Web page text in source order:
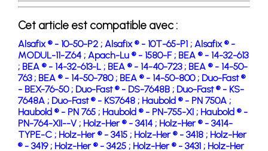
Cet article est compatible avec :
Alsafix ® - 10-50-P2 ; Alsafix ® - 10T-65-P1 ; Alsafix ® -
MODUL-11-Z64 ; Apach-Lu ® - 1580-F ; BEA ® - 14-32-613
; BEA ® - 14-32-613-L ; BEA ® - 14-40-723 ; BEA ® - 14-50-
763 ; BEA ® - 14-50-780 ; BEA ® - 14-50-800 ; Duo-Fast ®
- BEX-76-50 ; Duo-Fast ® - DS-7648B ; Duo-Fast ® - KS-
7648A ; Duo-Fast ® - KS7648 ; Haubold ® - PN 750A ;
Haubold ® - PN 765 ; Haubold ® - PN-755-XI ; Haubold ® -
PN-764-XII--V ; Holz-Her ® - 3414 ; Holz-Her ® - 3414-
TYPE-C ; Holz-Her ® - 3415 ; Holz-Her ® - 3418 ; Holz-Her
® - 3419 ; Holz-Her ® - 3425 ; Holz-Her ® - 3431 ; Holz-Her